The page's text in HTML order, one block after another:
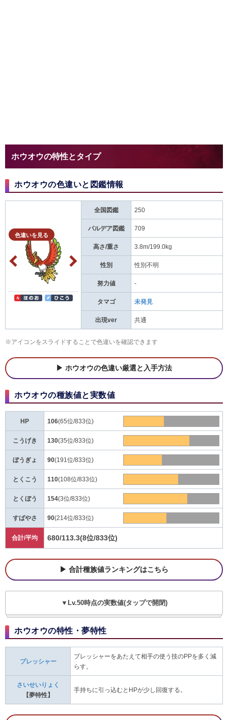
ホウオウの特性とタイプ
ホウオウの色違いと図鑑情報
色違いを見る
全国図鑑 250
パルデア図鑑 709
高さ/重さ 3.8m/199.0kg
性別 性別不明
努力値 -
タマゴ 未発見
出現ver 共通
※アイコンをスライドすることで色違いを確認できます
ホウオウの色違い厳選と入手方法
ホウオウの種族値と実数値
HP 106(65位/833位)
こうげき 130(35位/833位)
ぼうぎょ 90(191位/833位)
とくこう 110(108位/833位)
とくぼう 154(3位/833位)
すばやさ 90(214位/833位)
合計/平均 680/113.3(8位/833位)
合計種族値ランキングはこちら
▼Lv.50時点の実数値(タップで開閉)
ホウオウの特性・夢特性
プレッシャー
プレッシャーをあたえて相手の使う技のPPを多く減
らす。
さいせいりょく
【夢特性】
手持ちに引っ込むとHPが少し回復する。